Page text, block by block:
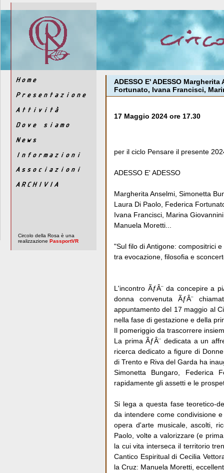
Circolo della Rosa è una
realizzazione PassportVR
ADESSO E' ADESSO
Fortunato, Ivana Francisci,
17 Maggio 2024 ore 17.30
per il ciclo Pensare il presente
ADESSO E' ADESSO
Margherita Anselmi, Simonetta
Laura Di Paolo, Federica
Ivana Francisci, Marina
Manuela Moretti...
"Sul filo di Antigone: compositrici
tra evocazione, filosofia e
L'incontro ÃƒÂ¨ da concepire a
donna convenuta ÃƒÂ¨
appuntamento del 17 maggio al
nella fase di gestazione e della
Il pomeriggio da trascorrere
La prima ÃƒÂ¨ dedicata a un
ricerca dedicato a figure di
di Trento e Riva del Garda ha
Simonetta Bungaro, Federica
rapidamente gli assetti e le
Si lega a questa fase teoretico-
da intendere come condivisione
opera d'arte musicale, ascolti,
Paolo, volte a valorizzare (e
la cui vita interseca il territorio
Cantico Espiritual di Cecilia
la Cruz: Manuela Moretti,